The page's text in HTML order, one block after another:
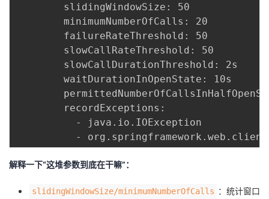
        slidingWindowSize: 50
        minimumNumberOfCalls: 20
        failureRateThreshold: 50
        slowCallRateThreshold: 50
        slowCallDurationThreshold: 2s
        waitDurationInOpenState: 10s
        recordExceptions:
          - java.io.IOException
解释一下“这堆参数到底在干嘛”：
slidingWindowSize/minimumNumberOfCalls ：统计窗口